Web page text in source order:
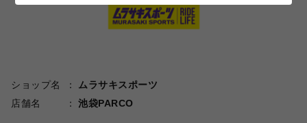
ショップ名
ムラサキスポーツ
店舗名
池袋PARCO